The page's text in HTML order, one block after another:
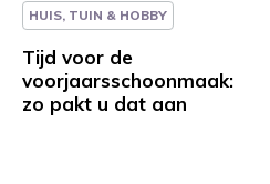
HUIS, TUIN & HOBBY
Tijd voor de
voorjaarsschoonmaak:
zo pakt u dat aan